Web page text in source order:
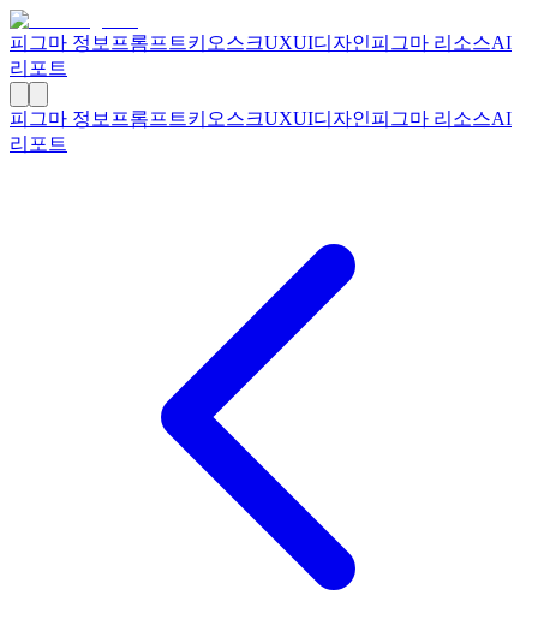
피그마 정보 프롬프트키오스크UXUI디자인피그마 리소스AI
리포트
피그마 정보 프롬프트키오스크UXUI디자인피그마 리소스AI
리포트